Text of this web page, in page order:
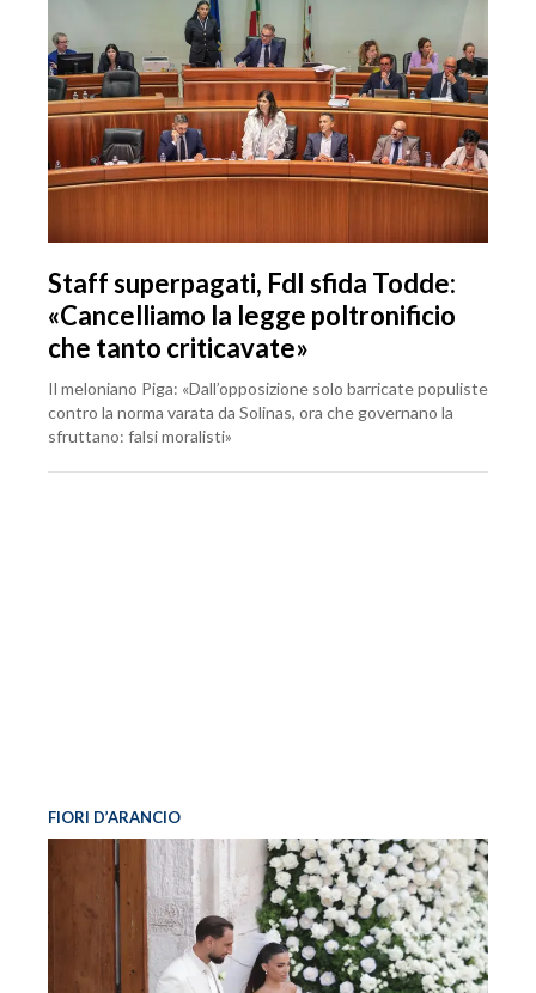
Staff superpagati, FdI sfida Todde:
«Cancelliamo la legge poltronificio
che tanto criticavate»
Il meloniano Piga: «Dall’opposizione solo barricate populiste
contro la norma varata da Solinas, ora che governano la
sfruttano: falsi moralisti»
FIORI D’ARANCIO